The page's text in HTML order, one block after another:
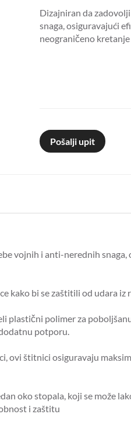
Dizajniran da
snaga, osiguravajući
neograničeno kretanje
Pošalji upit
vojnih i anti-nerednih
kako bi se zaštitili od udara iz
plastični polimer za
potporu.
ovi štitnici osiguravaju
oko stopala, koji se može
i zaštitu